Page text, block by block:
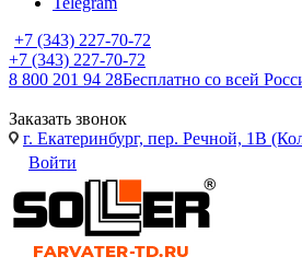
+7 (343) 227-70-72
+7 (343) 227-70-72
8 800 201 94 28Бесплатно со всей
Заказать звонок
г. Екатеринбург, пер. Речной, 1В
Войти